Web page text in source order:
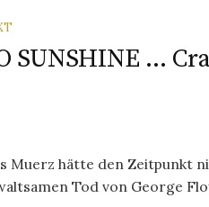
SUNSHINE …
Muerz hätte den Zeitpunkt
Tod von George